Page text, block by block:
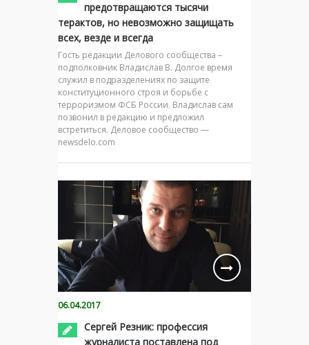
предотвращаются тысячи
терактов, но невозможно защищать
всех, везде и всегда
Гость редакции Делового сообщества –
подполковник Владислав В. Долгое время
служил в подразделениях по защите
конституционного строя и борьбе с
терроризмом ФСБ России. Владислав сам
позвонил в редакцию и предложил
встретиться. Деловое сообщество —
newsdelo.com
06.04.2017
Сергей Резник: профессия
журналиста поставлена под